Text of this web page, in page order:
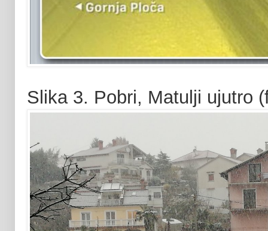
Slika 3. Pobri, Matulji ujutro